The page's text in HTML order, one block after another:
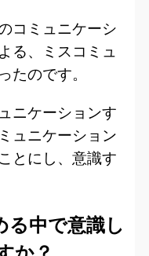
コミュニケーシ
る、ミスコミュ
たのです。
ニケーションす
ュニケーション
とにし、意識す
る中で意識し